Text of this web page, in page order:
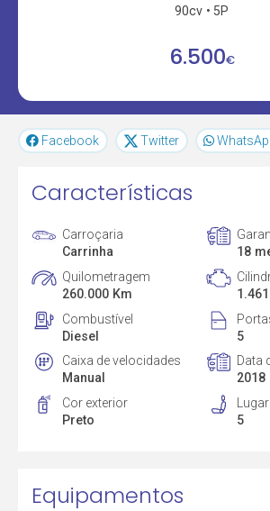
90cv
5P
6.500€
Facebook Twitter
Características
Carroçaria
Carrinha
18
Quilometragem
260.000 Km
Combustível
Diesel
5
Caixa de velocidades
Manual
Data
2018
Cor exterior
Preto
5
Equipamentos